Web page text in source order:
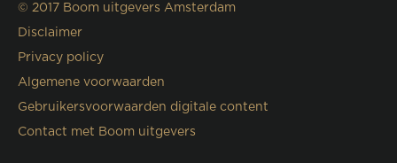
© 2017 Boom uitgevers Amsterdam
Disclaimer
Privacy policy
Algemene voorwaarden
Gebruikersvoorwaarden digitale content
Contact met Boom uitgevers